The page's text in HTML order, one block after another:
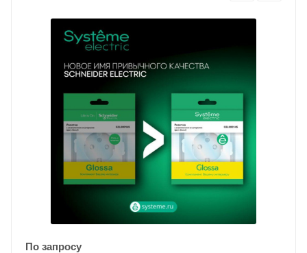
По запросу